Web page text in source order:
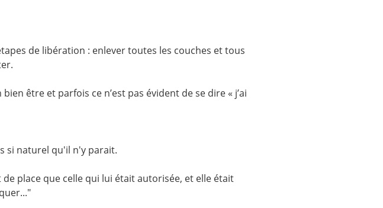
de libération : enlever toutes les couches et tous
être et parfois ce n’est pas évident de se dire « j’ai
si naturel qu'il n'y parait.
place que celle qui lui était autorisée, et elle était